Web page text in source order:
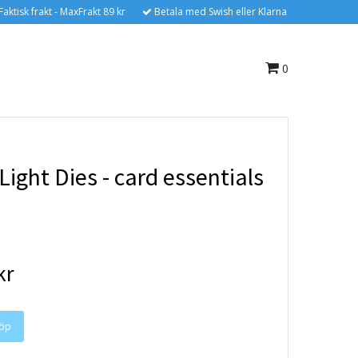
frakt - MaxFrakt 89 kr Betala med Swish eller Klarna
0
Dies - card essentials